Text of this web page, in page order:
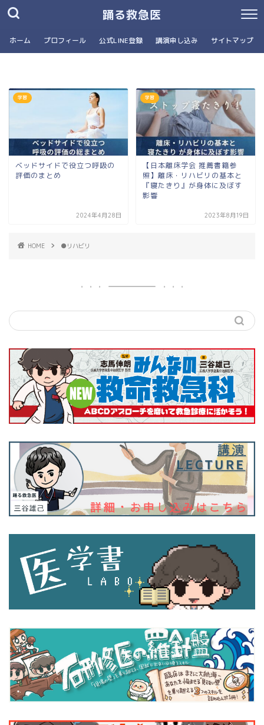
踊る救急医
ホーム プロフィール 公式LINE登録 講演申し込み サイトマップ
学習
ベッドサイドで役立つ呼吸の
評価のまとめ
2024年4月28日
学習
【日本離床学会 推薦書籍参
照】離床・リハビリの基本と
『寝たきり』が身体に及ぼす
影響
2023年8月19日
HOME ●リハビリ